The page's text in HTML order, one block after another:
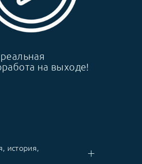
на выходе!
история,